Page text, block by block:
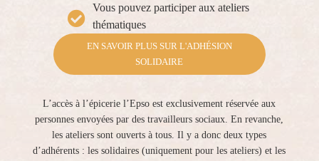

Vous pouvez participer aux ateliers
thématiques
EN SAVOIR PLUS SUR L'ADHÉSION
SOLIDAIRE
L’accès à l’épicerie l’Epso est exclusivement réservée aux
personnes envoyées par des travailleurs sociaux. En revanche,
les ateliers sont ouverts à tous. Il y a donc deux types
d’adhérents : les solidaires (uniquement pour les ateliers) et les